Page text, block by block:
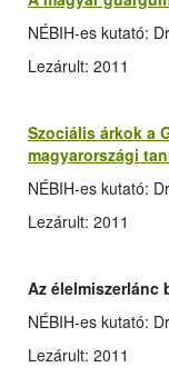
NÉBIH-es kutató:
Lezárult: 2011
Szociális árkok a
magyarországi
NÉBIH-es kutató:
Lezárult: 2011
Az élelmiszerlánc
NÉBIH-es kutató:
Lezárult: 2011